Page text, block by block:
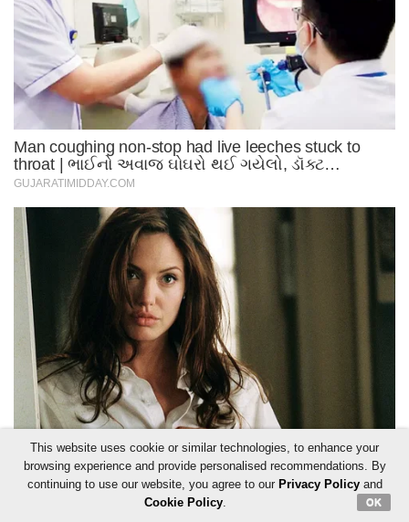
This website uses cookie or similar technologies, to enhance your
browsing experience and provide personalised recommendations. By
continuing to use our website, you agree to our Privacy Policyand
Cookie Policy. OK